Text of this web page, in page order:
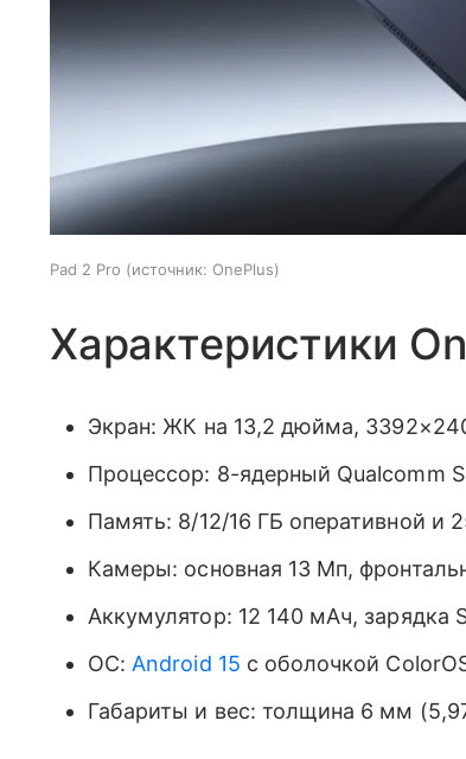
Pad 2 Pro источник: OnePlus
Характеристики
Экран: ЖК на 13,2 дюйма,
Процессор: 8-ядерный Qualcomm
Память: 8/12/16 ГБ оперативной и
Камеры: основная 13 Мп,
Аккумулятор: 12 140 мАч, зарядка
ОС: Android 15 с оболочкой
Габариты и вес: толщина 6 мм